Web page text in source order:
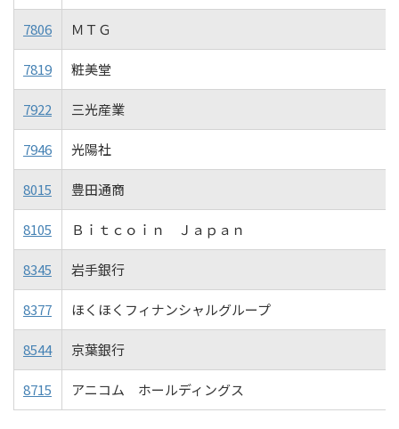
7806 ＭＴＧ
7819 粧美堂
7922 三光産業
7946 光陽社
8015 豊田通商
8105 Ｂｉｔｃｏｉｎ Ｊａｐａｎ
8345 岩手銀行
8377 ほくほくフィナンシャルグループ
8544 京葉銀行
8715 アニコム ホールディングス